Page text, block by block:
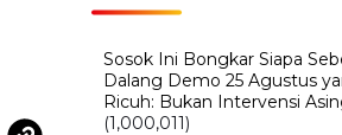
Sosok Ini Bongkar Siapa
Dalang Demo 25 Agustus
Ricuh: Bukan Intervensi
(1,000,011)